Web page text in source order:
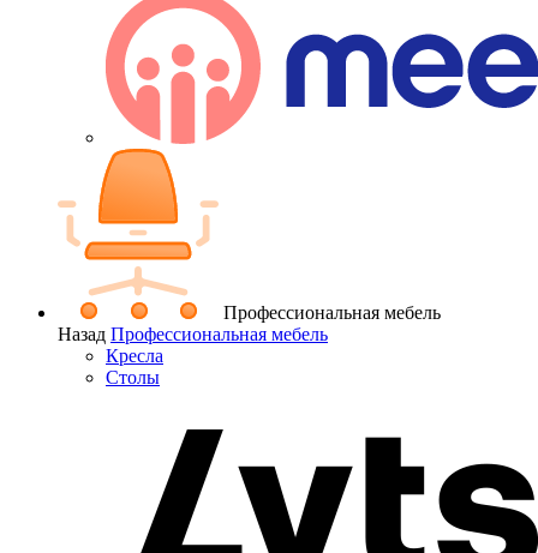
Профессиональная мебель
Назад Профессиональная мебель
Кресла
Столы